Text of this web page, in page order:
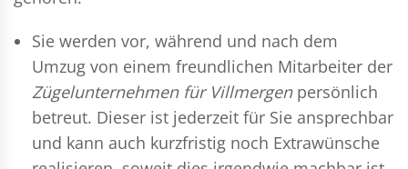
Sie werden vor, während und nach dem
Umzug von einem freundlichen Mitarbeiter der
Zügelunternehmen für Villmergenpersönlich
betreut. Dieser ist jederzeit für Sie ansprechbar
und kann auch kurzfristig noch Extrawünsche